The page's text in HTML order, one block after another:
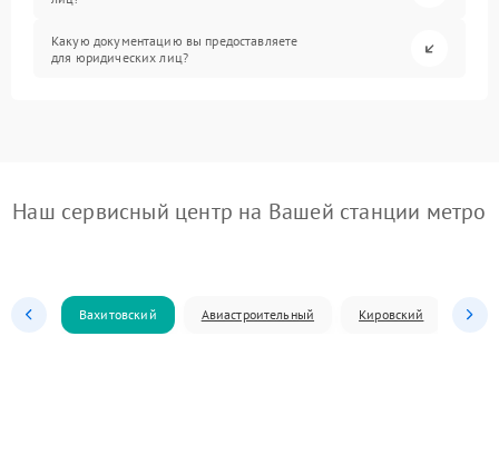
Какую документацию вы предоставляете
для юридических лиц?
Наш сервисный центр на Вашей станции метро
Вахитовский Авиастроительный Кировский